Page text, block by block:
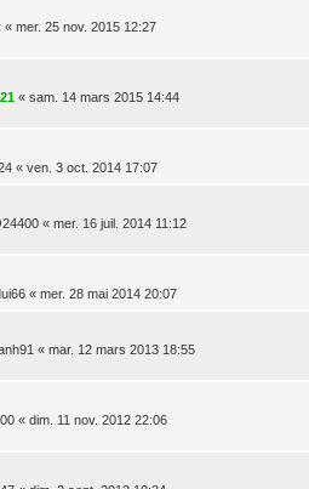
« mer. 25 nov. 2015 12:27
« sam. 14 mars 2015 14:44
« ven. 3 oct. 2014 17:07
« mer. 16 juil. 2014 11:12
« mer. 28 mai 2014 20:07
« mar. 12 mars 2013 18:55
« dim. 11 nov. 2012 22:06